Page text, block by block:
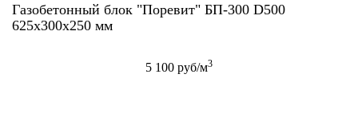
Газобетонный блок "Поревит" БП-300 D500
625х300х250 мм
5 100 руб/м3